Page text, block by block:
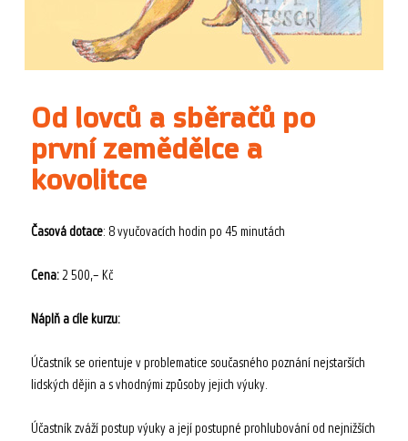
Od lovců a sběračů po
první zemědělce a
kovolitce
Časová dotace: 8 vyučovacích hodin po 45 minutách
Cena:2 500,– Kč
Náplň a cíle kurzu:
Účastník se orientuje v problematice současného poznání nejstarších
lidských dějin a s vhodnými způsoby jejich výuky.
Účastník zváží postup výuky a její postupné prohlubování od nejnižších